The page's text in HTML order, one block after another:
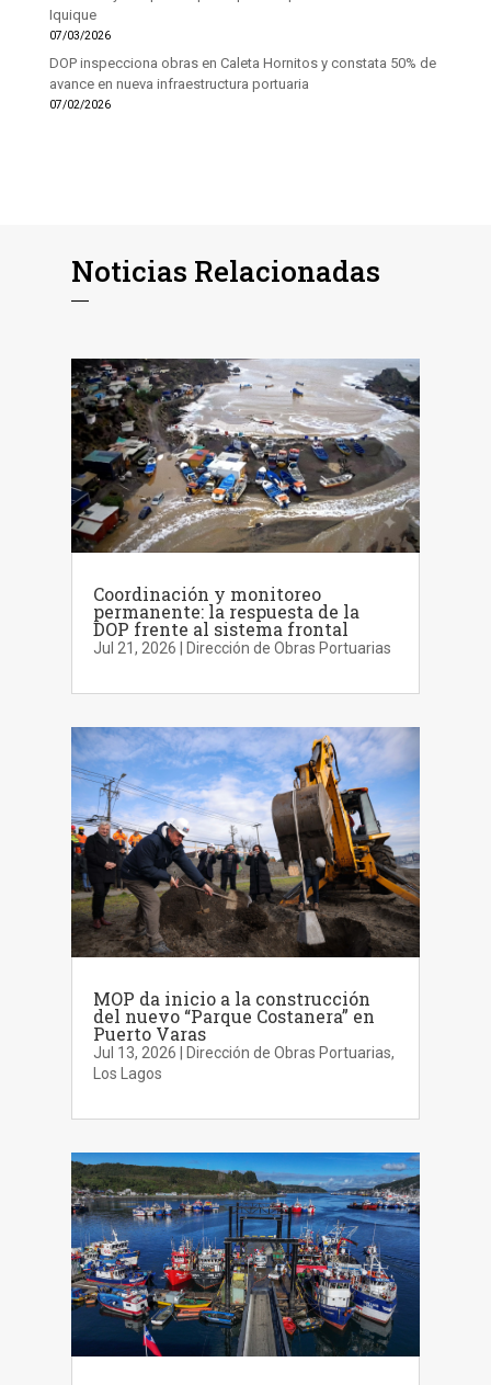
Iquique
07/03/2026
DOP inspecciona obras en Caleta Hornitos y constata 50% de
avance en nueva infraestructura portuaria
07/02/2026
Noticias Relacionadas
Coordinación y monitoreo
permanente: la respuesta de la
DOP frente al sistema frontal
Jul 21, 2026 Dirección de Obras Portuarias
MOP da inicio a la construcción
del nuevo “Parque Costanera” en
Puerto Varas
Jul 13, 2026 Dirección de Obras Portuarias,
Los Lagos